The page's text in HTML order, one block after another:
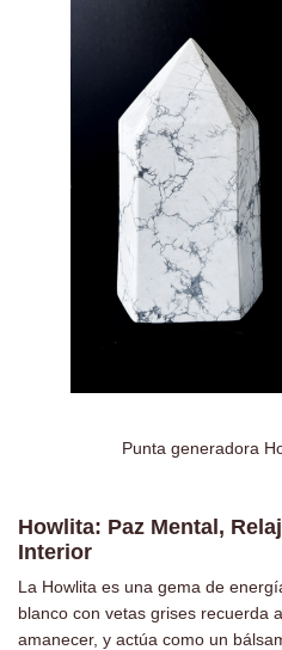
Punta generadora
Howlita: Paz Mental,
Interior
La Howlita es una gema de
blanco con vetas grises recuerda
amanecer, y actúa como un